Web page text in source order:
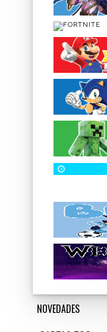
NOVEDADES